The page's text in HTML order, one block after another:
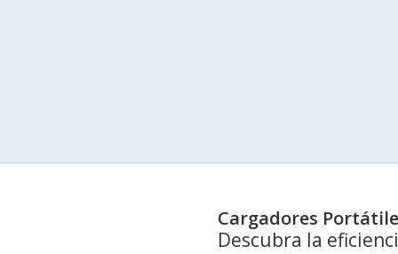
Cargadores
Descubra la